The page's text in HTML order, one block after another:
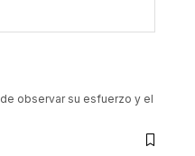
observar su esfuerzo y el